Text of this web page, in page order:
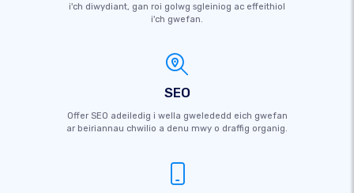
i'ch diwydiant, gan roi golwg sgleiniog ac effeithiol
i'ch gwefan.
SEO
Offer SEO adeiledig i wella gwelededd eich gwefan
ar beiriannau chwilio a denu mwy o draffig organig.